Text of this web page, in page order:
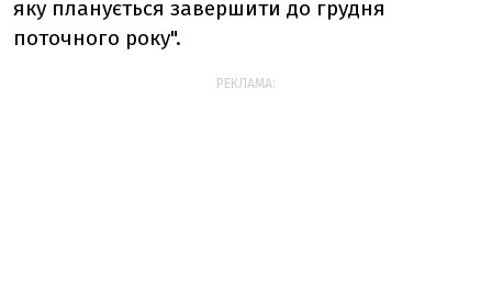
яку планується завершити до грудня
поточного року".
РЕКЛАМА: